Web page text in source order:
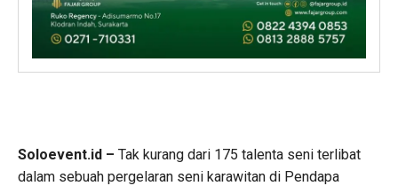
Soloevent.id – Tak kurang dari 175 talenta seni terlibat
dalam sebuah pergelaran seni karawitan di Pendapa